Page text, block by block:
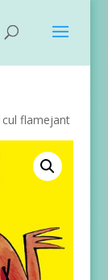
cul flamejant